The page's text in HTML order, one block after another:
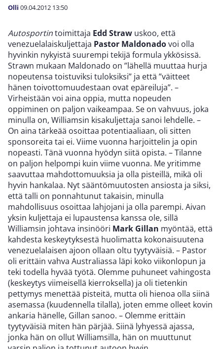
Olli 09.04.2012 13:50
Autosportintoimittaja Edd Straw uskoo, että
venezuelalaiskuljettaja Pastor Maldonadovoi olla
hyvinkin nykyistä suurempi tekijä formula ykkösissä.
Strawn mukaan Maldonado on ”lähellä muuttaa hurja
nopeutensa toistuviksi tuloksiksi” ja että ”väitteet
hänen toivottomuudestaan ovat epäreiluja”. –
Virheistään voi aina oppia, mutta nopeuden
oppiminen on paljon vaikeampaa. Se on vahvuus, joka
minulla on, Williamsin kisakuljettaja sanoi lehdelle. –
On aina tärkeää osoittaa potentiaaliaan, oli sitten
sponsoreita tai ei. Viime vuonna harjoittelin ja opin
nopeasti. Tänä vuonna hyödyn siitä opista. – Tilanne
on paljon helpompi kuin viime vuonna. Me yritimme
saavuttaa mahdottomuuksia ja olla pisteillä, mikä oli
hyvin hankalaa. Nyt sääntömuutosten ansiosta ja siksi,
että talli on ponnahtunut takaisin, minulla
mahdollisuus osoittaa lahjojani ja olla parempi. Aivan
yksin kuljettaja ei lupaustensa kanssa ole, sillä
Williamsin johtava insinööri Mark Gillan myöntää, että
kahdesta keskeytyksestä huolimatta kokonaisuutena
venezuelalaisen ajoon ollaan oltu tyytyväisiä. – Pastor
oli erittäin vahva Australiassa läpi koko viikonlopun ja
teki todella hyvää työtä. Olemme puhuneet vahingosta
(keskeytys viimeisellä kierroksella) ja oli tietenkin
pettymys menettää pisteitä, mutta oli hienoa olla siinä
asemassa (kuudennella tilalla), joten emme olleet kovin
ankaria hänelle, Gillan sanoo. – Olemme erittäin
tyytyväisiä miten hän pärjää. Siinä lyhyessä ajassa,
jonka hän on ollut Williamsilla, hän on muuttunut